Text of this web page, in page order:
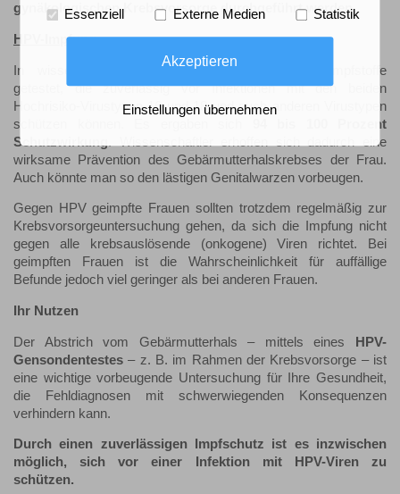
gynäkologischen Krebsvorsorge durchgeführt werden.
HPV-Impfung
In wissenschaftlichen Studien wurden bereits Impfstoffe
getestet, die zuverlässig vor Infektionen mit den beiden
Hochrisiko-Virustypen 16 und 18 und auch anderen Virustypen
schützen können. Es ergaben sich
94 bis 100 Prozent
Schutzwirkung
. Wissenschaftler erhoffen sich dadurch eine
wirksame Prävention des Gebärmutterhalskrebses der Frau.
Auch könnte man so den lästigen Genitalwarzen vorbeugen.
Gegen HPV geimpfte Frauen sollten trotzdem regelmäßig zur
Krebsvorsorgeuntersuchung gehen, da sich die Impfung nicht
gegen alle krebsauslösende (onkogene) Viren richtet. Bei
geimpften Frauen ist die Wahrscheinlichkeit für auffällige
Befunde jedoch viel geringer als bei anderen Frauen.
Ihr Nutzen
Der Abstrich vom Gebärmutterhals – mittels eines HPV-
Gensondentestes– z. B. im Rahmen der Krebsvorsorge – ist
eine wichtige vorbeugende Untersuchung für Ihre Gesundheit,
die Fehldiagnosen mit schwerwiegenden Konsequenzen
verhindern kann.
Durch einen zuverlässigen Impfschutz ist es inzwischen
möglich, sich vor einer Infektion mit HPV-Viren zu
schützen.
Essenziell Externe Medien Statistik
Akzeptieren
Einstellungen übernehmen